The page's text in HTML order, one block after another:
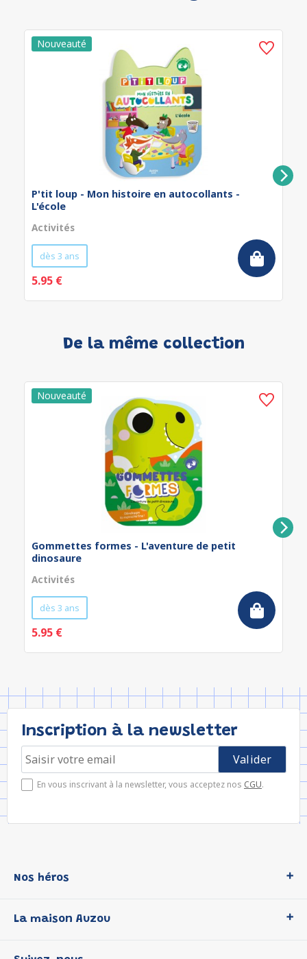
P'tit loup - Mon histoire en autocollants -
L'école
Activités
dès 3 ans
5.95 €
De la même collection
Gommettes formes - L'aventure de petit
dinosaure
Activités
dès 3 ans
5.95 €
Inscription à la newsletter
En vous inscrivant à la newsletter, vous acceptez nos CGU.
Nos héros
P'tit Loup
La maison Auzou